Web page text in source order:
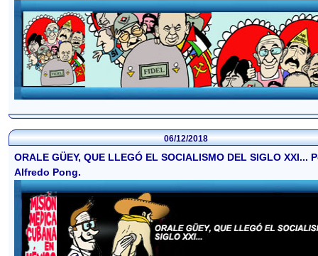
06/12/2018
ORALE GÜEY, QUE LLEGÓ EL SOCIALISMO DEL SIGLO XXI...
Alfredo Pong.